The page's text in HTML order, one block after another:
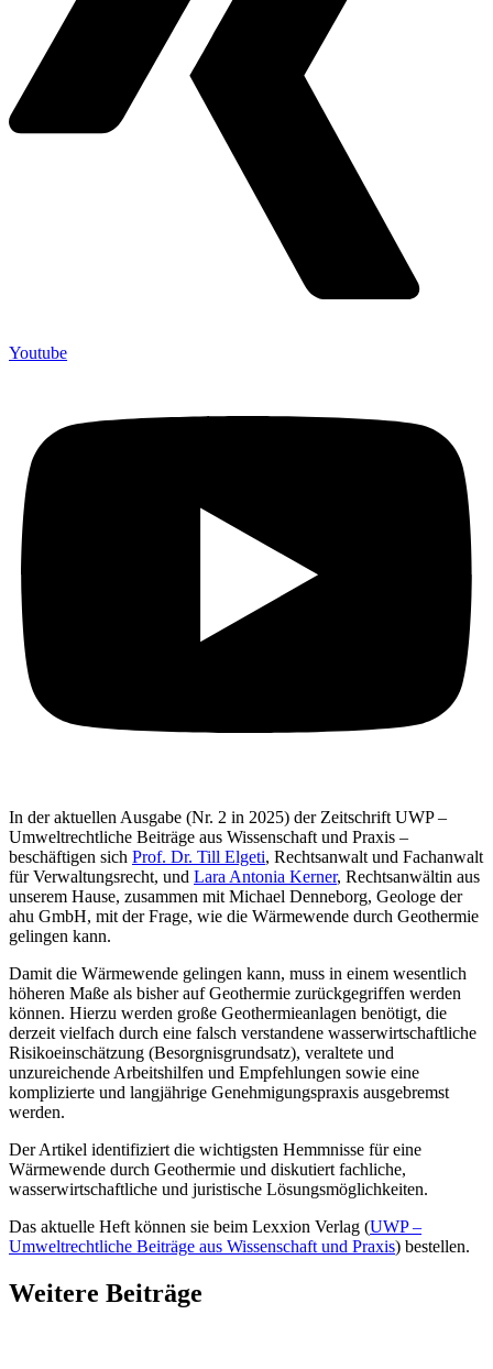
Youtube
In der aktuellen Ausgabe (Nr. 2 in 2025) der Zeitschrift UWP –
Umweltrechtliche Beiträge aus Wissenschaft und Praxis –
beschäftigen sich Prof. Dr. Till Elgeti, Rechtsanwalt und Fachanwalt
für Verwaltungsrecht, und Lara Antonia Kerner, Rechtsanwältin aus
unserem Hause, zusammen mit Michael Denneborg, Geologe der
ahu GmbH, mit der Frage, wie die Wärmewende durch Geothermie
gelingen kann.
Damit die Wärmewende gelingen kann, muss in einem wesentlich
höheren Maße als bisher auf Geothermie zurückgegriffen werden
können. Hierzu werden große Geothermieanlagen benötigt, die
derzeit vielfach durch eine falsch verstandene wasserwirtschaftliche
Risikoeinschätzung (Besorgnisgrundsatz), veraltete und
unzureichende Arbeitshilfen und Empfehlungen sowie eine
komplizierte und langjährige Genehmigungspraxis ausgebremst
werden.
Der Artikel identifiziert die wichtigsten Hemmnisse für eine
Wärmewende durch Geothermie und diskutiert fachliche,
wasserwirtschaftliche und juristische Lösungsmöglichkeiten.
Das aktuelle Heft können sie beim Lexxion Verlag (UWP –
Umweltrechtliche Beiträge aus Wissenschaft und Praxis) bestellen.
Weitere Beiträge